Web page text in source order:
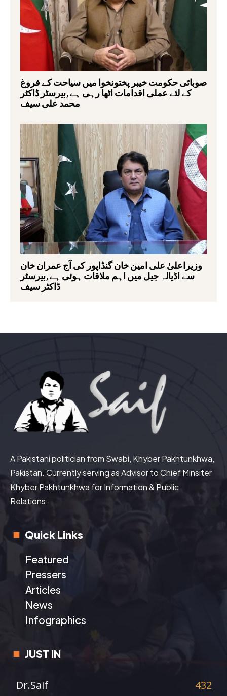
صوبائی حکومت خیبر پختونخوا میں سیاحت کے فروغ
کے لئے عملی اقدامات اٹھا رہی ہے,بیرسٹر ڈاکٹر
محمد علی سیف
وزیراعلیٰ علی امین خان گنڈاپور کی آج عمران خان
سے اڈیالہ جیل میں اہم ملاقات ہوئی ہے,بیرسٹر
ڈاکٹر سیف
A Pakistani politician from Swabi, Khyber Pakhtunkhwa,
Pakistan. Currently serving as Advisor to Chief Minsiter
Khyber Pakhtunkhwa for Information & Public
Relations.
Quick Links
Featured
Pressers
Articles
News
Infographics
JUST IN
Dr.Saif
432